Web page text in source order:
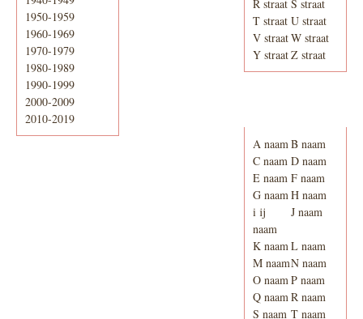
1950-1959
1960-1969
1970-1979
1980-1989
1990-1999
2000-2009
2010-2019
R straat S straat
T straat U straat
V straatW straat
Y straatZ straat
A naamB naam
C naam D naam
E naam F naam
G naamH naam
i ij
naam
J naam
K naamL naam
M naamN naam
O naamP naam
Q naamR naam
S naam T naam